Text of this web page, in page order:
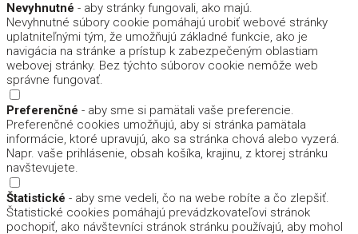
Nevyhnutné - aby stránky fungovali, ako majú.
Nevyhnutné súbory cookie pomáhajú urobiť webové stránky
uplatniteľnými tým, že umožňujú základné funkcie, ako je
navigácia na stránke a prístup k zabezpečeným oblastiam
webovej stránky. Bez týchto súborov cookie nemôže web
správne fungovať.
Preferenčné - aby sme si pamätali vaše preferencie.
Preferenčné cookies umožňujú, aby si stránka pamätala
informácie, ktoré upravujú, ako sa stránka chová alebo vyzerá.
Napr. vaše prihlásenie, obsah košíka, krajinu, z ktorej stránku
navštevujete.
Štatistické - aby sme vedeli, čo na webe robíte a čo zlepšiť.
Štatistické cookies pomáhajú prevádzkovateľovi stránok
pochopiť, ako návštevníci stránok stránku používajú, aby mohol